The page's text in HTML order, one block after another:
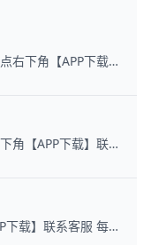
安卓手机下载 欧亿加密APP下载点右下角【APP下载】联系客服 每日更新可用链接
苹果下载 欧亿加密APP下载点右下角【APP下载】联系客服 每日更新可用链接
欧亿加密APP下载点右下角【APP下载】联系客服 每日更新可用链接